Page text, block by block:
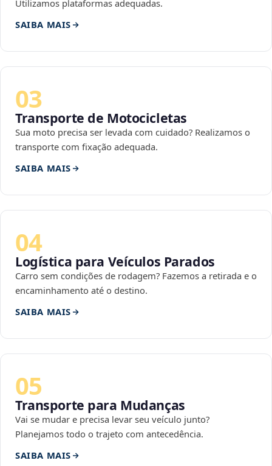
Utilizamos plataformas adequadas.
SAIBA MAIS
03
Transporte de Motocicletas
Sua moto precisa ser levada com cuidado? Realizamos o
transporte com fixação adequada.
SAIBA MAIS
04
Logística para Veículos Parados
Carro sem condições de rodagem? Fazemos a retirada e o
encaminhamento até o destino.
SAIBA MAIS
05
Transporte para Mudanças
Vai se mudar e precisa levar seu veículo junto?
Planejamos todo o trajeto com antecedência.
SAIBA MAIS